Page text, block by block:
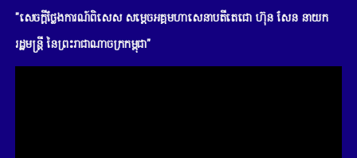
"សេចក្តីថ្លែងការណ៍ពិសេស សម្តេចអគ្គមហាសេនាបតីតេជោ ហ៊ុន សែន នាយក
រដ្ឋមន្រ្តី នៃព្រះរាជាណាចក្រកម្ពុជា"